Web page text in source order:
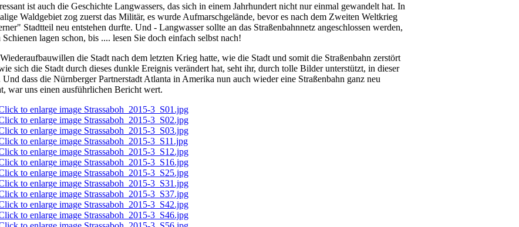
ist auch die Geschichte Langwassers, das sich in einem Jahrhundert nicht nur einmal gewandelt hat. In
Waldgebiet zog zuerst das Militär, es wurde Aufmarschgelände, bevor es nach dem Zweiten Weltkrieg
Stadtteil neu entstehen durfte. Und - Langwasser sollte an das Straßenbahnnetz angeschlossen werden,
Schienen lagen schon, bis .... lesen Sie doch einfach selbst nach!
die Stadt nach dem letzten Krieg hatte, wie die Stadt und somit die Straßenbahn zerstört
sich die Stadt durch dieses dunkle Ereignis verändert hat, seht ihr, durch tolle Bilder unterstützt, in dieser
Und dass die Nürnberger Partnerstadt Atlanta in Amerika nun auch wieder eine Straßenbahn ganz neu
war uns einen ausführlichen Bericht wert.